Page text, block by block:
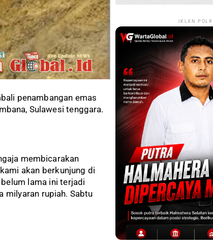
penambangan emas
Sulawesi tenggara.
membicarakan
akan berkunjung di
lama ini terjadi
milyaran rupiah. Sabtu
IKLAN POLRI